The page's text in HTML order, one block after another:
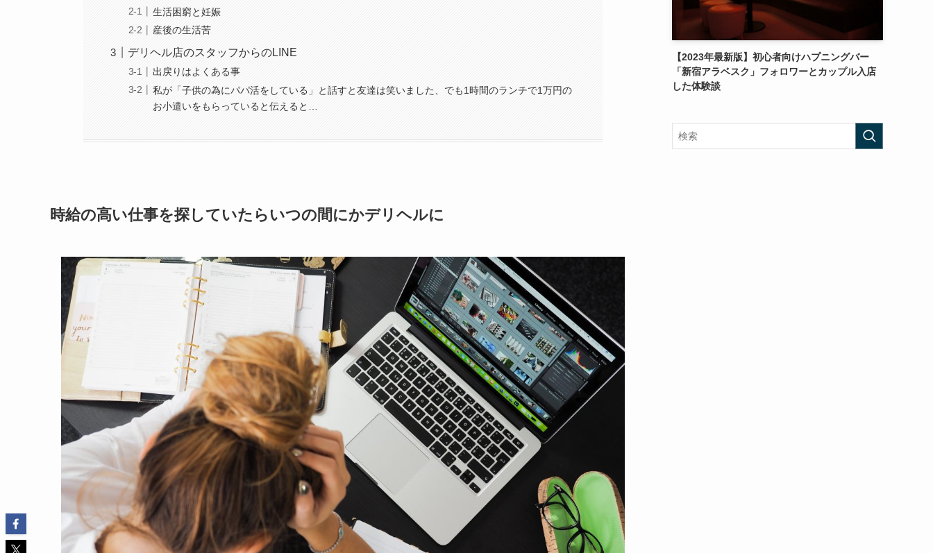
生活困窮と妊娠
産後の生活苦
デリヘル店のスタッフからのLINE
出戻りはよくある事
私が「子供の為にパパ活をしている」と話すと友達は笑いました、でも1時間のランチで1万円の
お小遣いをもらっていると伝えると…
時給の高い仕事を探していたらいつの間にかデリヘルに
【2023年最新版】初心者向けハプニングバー
「新宿アラベスク」フォロワーとカップル入店
した体験談